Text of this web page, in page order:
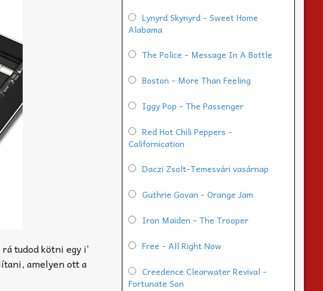
tudod kötni egy i’
amelyen ott a
Lynyrd Skynyrd - Sweet Home
Alabama
The Police - Message In A Bottle
Boston - More Than Feeling
Iggy Pop - The Passenger
Red Hot Chili Peppers -
Californication
Daczi Zsolt-Temesvári vasárnap
Guthrie Govan - Orange Jam
Iron Maiden - The Trooper
Free - All Right Now
Creedence Clearwater Revival -
Fortunate Son